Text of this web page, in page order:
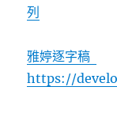
列
雅婷逐字稿
https://